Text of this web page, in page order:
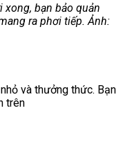
xong, bạn bảo quản
ra phơi tiếp. Ảnh:
và thưởng thức. Bạn
trên